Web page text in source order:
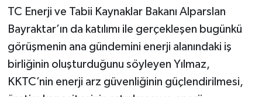
TC Enerji ve Tabii Kaynaklar Bakanı Alparslan
Bayraktar’ın da katılımı ile gerçekleşen bugünkü
görüşmenin ana gündemini enerji alanındaki iş
birliğinin oluşturduğunu söyleyen Yılmaz,
KKTC’nin enerji arz güvenliğinin güçlendirilmesi,